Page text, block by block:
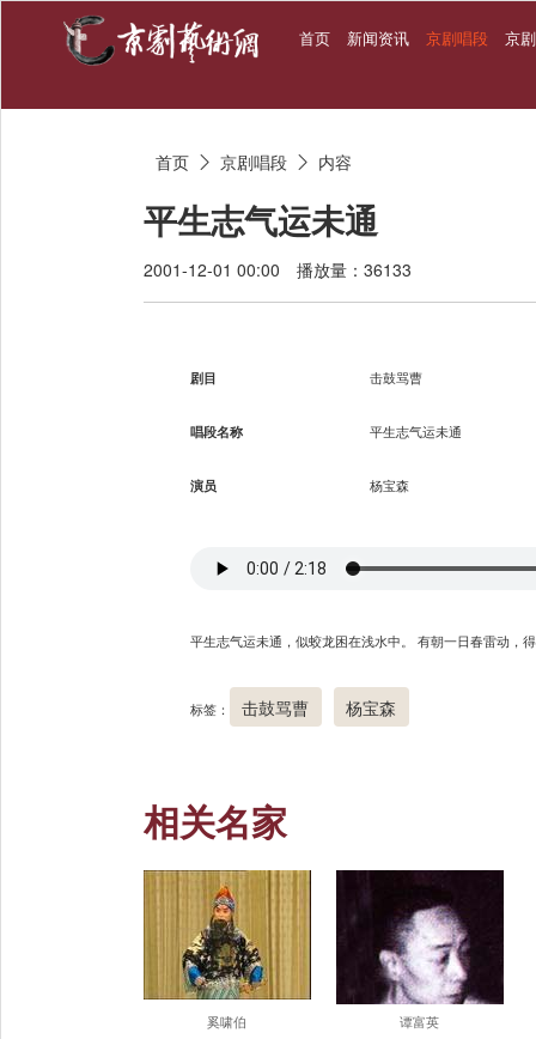
首页 新闻资讯 京剧唱段 京
首页  京剧唱段  内容
平生志气运未通
2001-12-01 00:00 播放量：36133
剧目 击鼓骂曹
唱段名称 平生志气运未通
演员 杨宝森
平生志气运未通，似蛟龙困在浅水中。 有朝一日春雷动，
标签： 击鼓骂曹 杨宝森
相关名家
奚啸伯 谭富英